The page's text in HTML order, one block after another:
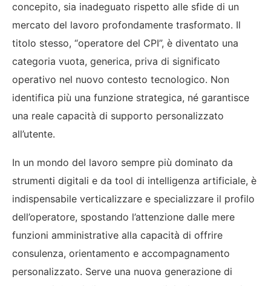
concepito, sia inadeguato rispetto alle sfide di un
mercato del lavoro profondamente trasformato. Il
titolo stesso, “operatore del CPI”, è diventato una
categoria vuota, generica, priva di significato
operativo nel nuovo contesto tecnologico. Non
identifica più una funzione strategica, né garantisce
una reale capacità di supporto personalizzato
all’utente.
In un mondo del lavoro sempre più dominato da
strumenti digitali e da tool di intelligenza artificiale, è
indispensabile verticalizzare e specializzare il profilo
dell’operatore, spostando l’attenzione dalle mere
funzioni amministrative alla capacità di offrire
consulenza, orientamento e accompagnamento
personalizzato. Serve una nuova generazione di